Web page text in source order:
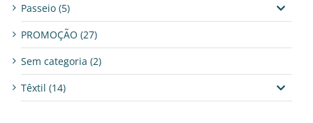
Passeio (5)
PROMOÇÃO (27)
Sem categoria (2)
Têxtil (14)